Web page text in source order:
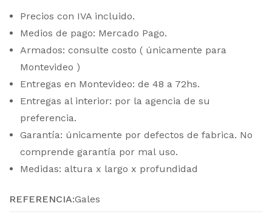
Precios con IVA incluido.
Medios de pago: Mercado Pago.
Armados: consulte costo ( únicamente para
Montevideo )
Entregas en Montevideo: de 48 a 72hs.
Entregas al interior: por la agencia de su
preferencia.
Garantía: únicamente por defectos de fabrica. No
comprende garantía por mal uso.
Medidas: altura x largo x profundidad
REFERENCIA:Gales